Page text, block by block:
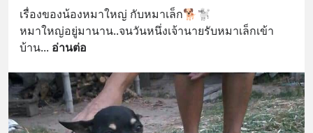
เรื่องของน้องหมาใหญ่ กับหมาเล็ก🐕🐩
หมาใหญ่อยู่มานาน..จนวันหนึ่งเจ้านายรับหมาเล็กเข้า
บ้าน... อ่านต่อ